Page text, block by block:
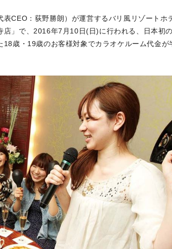
CEO：荻野勝朗）が運営するバリ風リゾートホ
店」で、2016年7月10日(日)に行われる、日本初
歳・19歳のお客様対象でカラオケルーム代金が